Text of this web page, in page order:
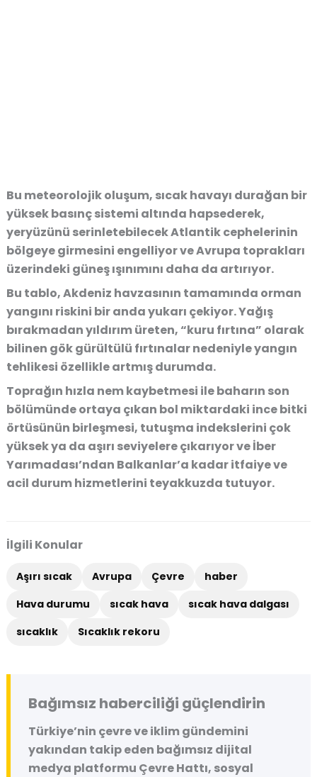
Bu meteorolojik oluşum, sıcak havayı durağan bir
yüksek basınç sistemi altında hapsederek,
yeryüzünü serinletebilecek Atlantik cephelerinin
bölgeye girmesini engelliyor ve Avrupa toprakları
üzerindeki güneş ışınımını daha da artırıyor.
Bu tablo, Akdeniz havzasının tamamında orman
yangını riskini bir anda yukarı çekiyor. Yağış
bırakmadan yıldırım üreten, “kuru fırtına” olarak
bilinen gök gürültülü fırtınalar nedeniyle yangın
tehlikesi özellikle artmış durumda.
Toprağın hızla nem kaybetmesi ile baharın son
bölümünde ortaya çıkan bol miktardaki ince bitki
örtüsünün birleşmesi, tutuşma indekslerini çok
yüksek ya da aşırı seviyelere çıkarıyor ve İber
Yarımadası’ndan Balkanlar’a kadar itfaiye ve
acil durum hizmetlerini teyakkuzda tutuyor.
İlgili Konular
Aşırı sıcak Avrupa Çevre
haber
Hava durumu
sıcak hava
sıcak hava dalgası
sıcaklık
Sıcaklık rekoru
Bağımsız haberciliği güçlendirin
Türkiye’nin çevre ve iklim gündemini
yakından takip eden bağımsız dijital
medya platformu Çevre Hattı, sosyal